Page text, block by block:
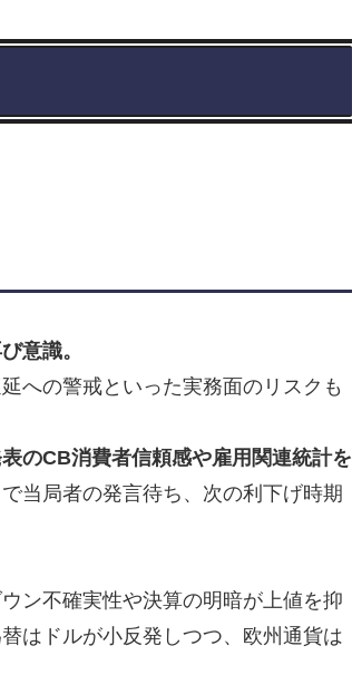
意識。
への警戒といった実務面のリスクも
のCB消費者信頼感や雇用関連統計を
当局者の発言待ち、次の利下げ時期
ン不確実性や決算の明暗が上値を抑
はドルが小反発しつつ、欧州通貨は